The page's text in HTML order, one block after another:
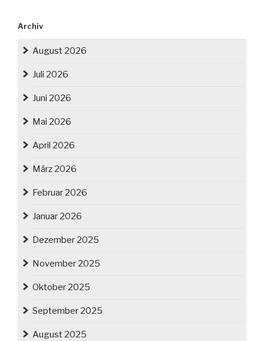
Archiv
August 2026
Juli 2026
Juni 2026
Mai 2026
April 2026
März 2026
Februar 2026
Januar 2026
Dezember 2025
November 2025
Oktober 2025
September 2025
August 2025